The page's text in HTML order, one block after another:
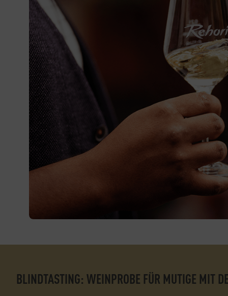
BLINDTASTING: WEINPROBE FÜR MUTIGE MIT